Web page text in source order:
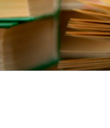
Перейти
до
вмісту